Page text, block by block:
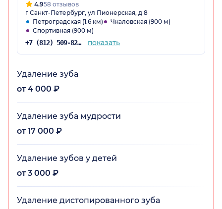
4.958 отзывов
г Санкт-Петербург, ул Пионерская, д 8
Петроградская (1.6 км)
Чкаловская (900 м)
Спортивная (900 м)
+7 (812) 509-82-03 показать
Удаление зуба
от 4 000 ₽
Удаление зуба мудрости
от 17 000 ₽
Удаление зубов у детей
от 3 000 ₽
Удаление дистопированного зуба